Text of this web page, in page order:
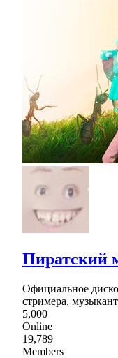
Пиратский
Официальное
стримера,
5,000
Online
19,789
Members